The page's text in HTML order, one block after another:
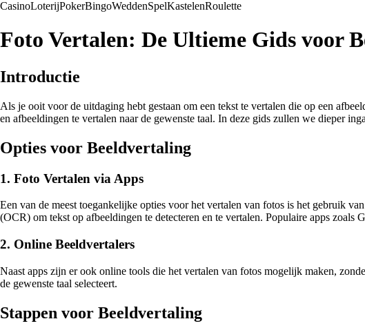
CasinoLoterijPokerBingoWeddenSpelKastelenRoulette
Foto Vertalen: De Ultieme Gids voor
Introductie
Als je ooit voor de uitdaging hebt gestaan om een tekst te vertalen die op een
en afbeeldingen te vertalen naar de gewenste taal. In deze gids zullen we dieper
Opties voor Beeldvertaling
1. Foto Vertalen via Apps
Een van de meest toegankelijke opties voor het vertalen van fotos is het gebruik
(OCR) om tekst op afbeeldingen te detecteren en te vertalen. Populaire apps zoals
2. Online Beeldvertalers
Naast apps zijn er ook online tools die het vertalen van fotos mogelijk maken,
de gewenste taal selecteert.
Stappen voor Beeldvertaling